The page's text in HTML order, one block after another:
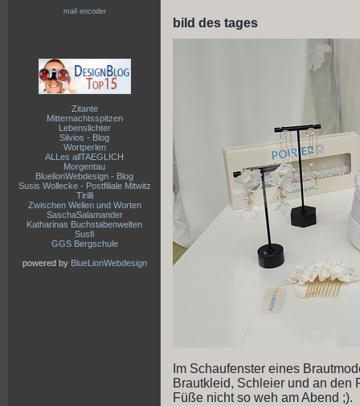
mail encoder
Zitante
Mitternachtsspitzen
Lebenslichter
Silvios - Blog
Wortperlen
ALLes allTAEGLICH
Morgentau
BluelionWebdesign - Blog
Susis Wollecke - Postfiliale Mitwitz
Tirilli
Zwischen Wellen und Worten
SaschaSalamander
Katharinas Buchstabenwelten
Susfi
GGS Bergschule
powered by BlueLionWebdesign
bild des tages
Im Schaufenster eines
Brautkleid, Schleier und an den
Füße nicht so weh am Abend ;).